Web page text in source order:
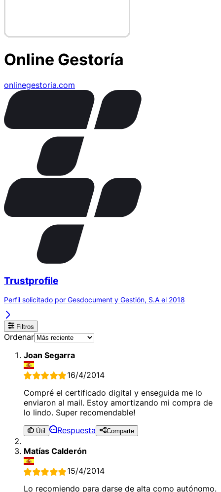
Online Gestoría
onlinegestoria.com
Trustprofile
Perfil solicitado por Gesdocument y Gestión, S.A el 2018
Filtros
Ordenar
Joan Segarra
16/4/2014
Compré el certificado digital y enseguida me lo
enviaron al mail. Estoy amortizando mi compra de
lo lindo. Super recomendable!
Útil Respuesta Comparte
Matías Calderón
15/4/2014
Lo recomiendo para darse de alta como autónomo.